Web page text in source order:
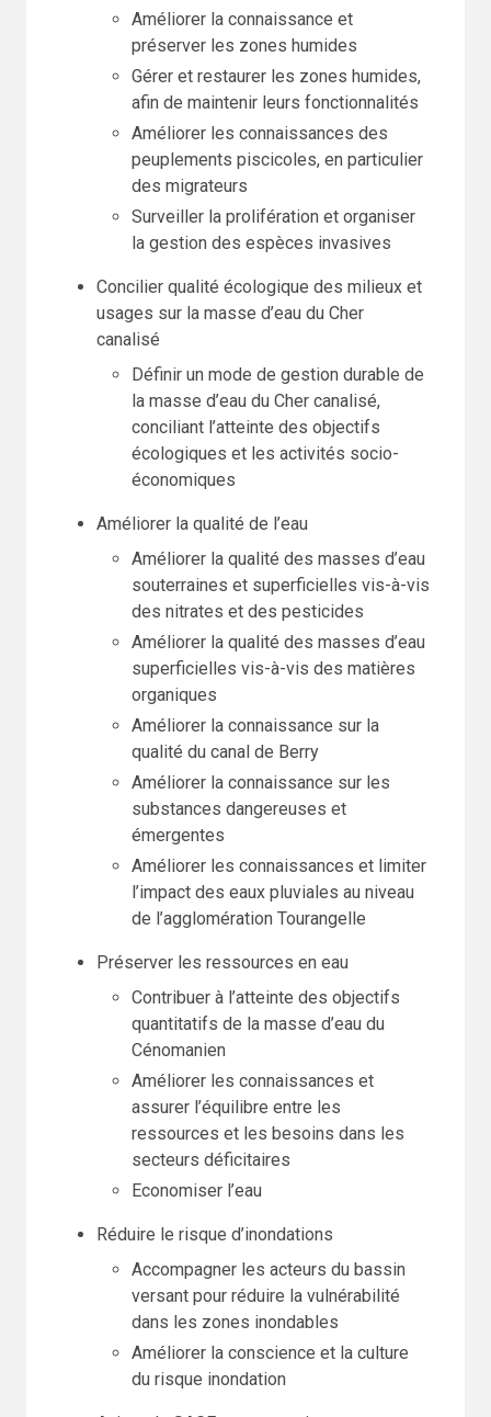
Améliorer la connaissance et
préserver les zones humides
Gérer et restaurer les zones humides,
afin de maintenir leurs fonctionnalités
Améliorer les connaissances des
peuplements piscicoles, en particulier
des migrateurs
Surveiller la prolifération et organiser
la gestion des espèces invasives
Concilier qualité écologique des milieux et
usages sur la masse d’eau du Cher
canalisé
Définir un mode de gestion durable de
la masse d’eau du Cher canalisé,
conciliant l’atteinte des objectifs
écologiques et les activités socio-
économiques
Améliorer la qualité de l’eau
Améliorer la qualité des masses d’eau
souterraines et superficielles vis-à-vis
des nitrates et des pesticides
Améliorer la qualité des masses d’eau
superficielles vis-à-vis des matières
organiques
Améliorer la connaissance sur la
qualité du canal de Berry
Améliorer la connaissance sur les
substances dangereuses et
émergentes
Améliorer les connaissances et limiter
l’impact des eaux pluviales au niveau
de l’agglomération Tourangelle
Préserver les ressources en eau
Contribuer à l’atteinte des objectifs
quantitatifs de la masse d’eau du
Cénomanien
Améliorer les connaissances et
assurer l’équilibre entre les
ressources et les besoins dans les
secteurs déficitaires
Economiser l’eau
Réduire le risque d’inondations
Accompagner les acteurs du bassin
versant pour réduire la vulnérabilité
dans les zones inondables
Améliorer la conscience et la culture
du risque inondation